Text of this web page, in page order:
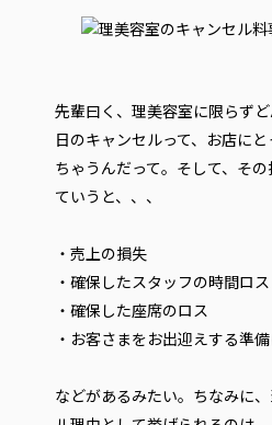
先輩曰く、理美容室に限らず
日のキャンセルって、お店に
ちゃうんだって。そして、そ
ていうと、、、
・売上の損失
・確保したスタッフの時間ロス
・確保した座席のロス
・お客さまをお出迎えする準
などがあるみたい。ちなみに